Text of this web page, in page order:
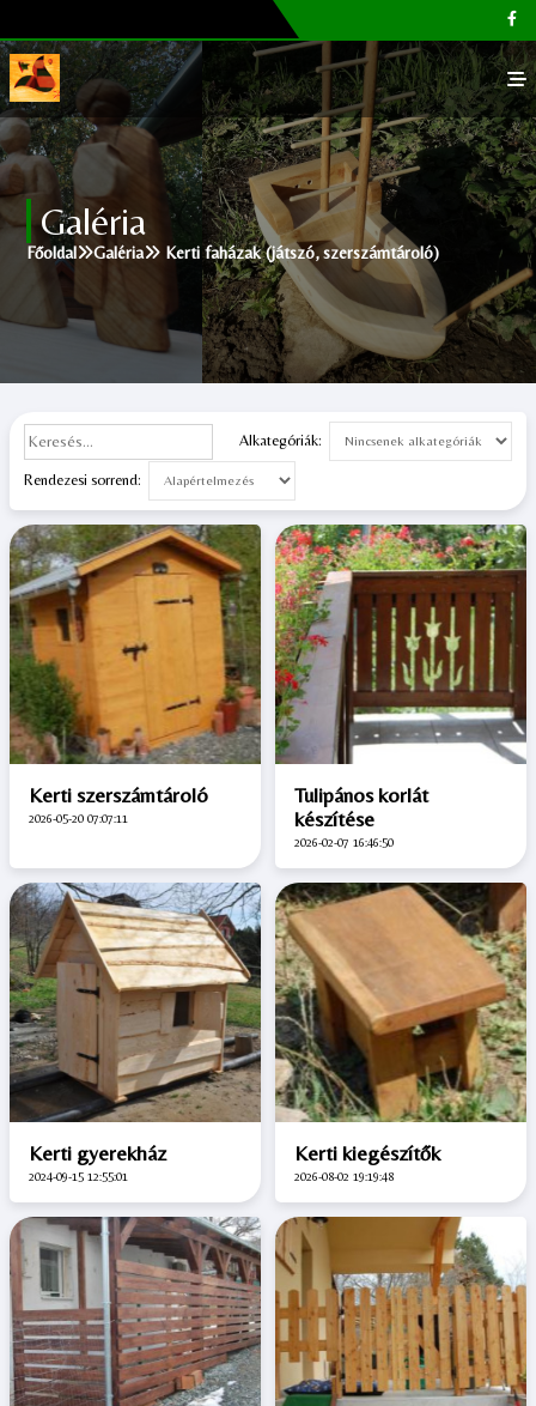
Főoldal
Galéria
Megvásárolható termékek
Cikkek, tippek
Galéria
Főoldal Galéria Kerti faházak (játszó, szerszámtároló)
Alkategóriák:
Rendezesi sorrend:
Kerti szerszámtároló
2026-05-20 07:07:11
Tulipános korlát
készítése
2026-02-07 16:46:50
Kerti gyerekház
2024-09-15 12:55:01
Kerti kiegészítők
2026-08-02 19:19:48